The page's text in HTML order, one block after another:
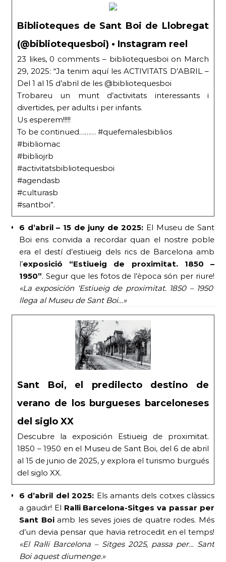
Biblioteques de Sant Boi de Llobregat
(@bibliotequesboi) • Instagram reel
23 likes, 0 comments – bibliotequesboi on March
29, 2025: “Ja tenim aquí les ACTIVITATS D’ABRIL –
Del 1 al 15 d’abril de les @bibliotequesboi
Trobareu un munt d’activitats interessants i
divertides, per adults i per infants.
Us esperem!!!!!
To be continued……… #quefemalesbiblios
#bibliomac
#bibliojrb
#activitatsbibliotequesboi
#agendasb
#culturasb
#santboi”.
6 d’abril – 15 de juny de 2025: El Museu de Sant
Boi ens convida a recordar quan el nostre poble
era el destí d’estiueig dels rics de Barcelona amb
l’exposició “Estiueig de proximitat. 1850 –
1950”. Segur que les fotos de l’època són per riure!
«La exposición ‘Estiueig de proximitat. 1850 – 1950’
llega al Museu de Sant Boi…»
Sant Boi, el predilecto destino de
verano de los burgueses barceloneses
del siglo XX
Descubre la exposición Estiueig de proximitat.
1850 – 1950 en el Museu de Sant Boi, del 6 de abril
al 15 de junio de 2025, y explora el turismo burgués
del siglo XX.
6 d’abril del 2025: Els amants dels cotxes clàssics
a gaudir! El Ral·li Barcelona-Sitges va passar per
Sant Boiamb les seves joies de quatre rodes. Més
d’un devia pensar que havia retrocedit en el temps!
«El Ral·li Barcelona – Sitges 2025, passa per… Sant
Boi aquest diumenge.»